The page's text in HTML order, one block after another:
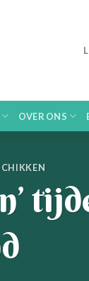
OVER ONS